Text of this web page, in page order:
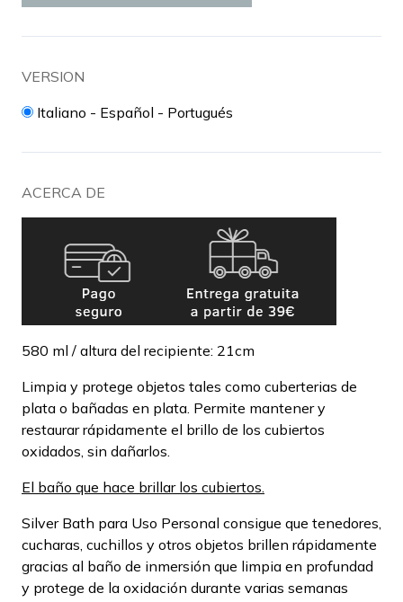
VERSION
Italiano - Español - Portugués
ACERCA DE
580 ml / altura del recipiente: 21cm
Limpia y protege objetos tales como cuberterias de
plata o bañadas en plata. Permite mantener y
restaurar rápidamente el brillo de los cubiertos
oxidados, sin dañarlos.
El baño que hace brillar los cubiertos.
Silver Bath para Uso Personal consigue que tenedores,
cucharas, cuchillos y otros objetos brillen rápidamente
gracias al baño de inmersión que limpia en profundad
y protege de la oxidación durante varias semanas